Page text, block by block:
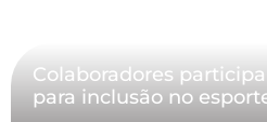
Colaboradores
para inclusão no